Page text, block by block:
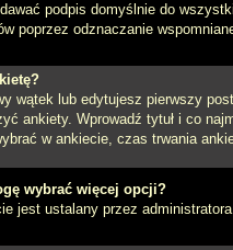
podpis domyślnie do
poprzez odznaczanie
wątek lub edytujesz pierwszy
ankiety. Wprowadź tytuł i co
w ankiecie, czas trwania
wybrać więcej opcji?
jest ustalany przez